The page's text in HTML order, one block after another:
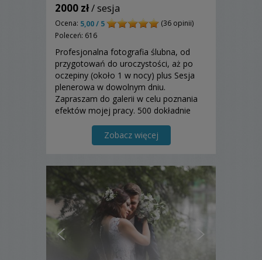
2000 zł/ sesja
Ocena: 5,00 / 5
(36 opinii)
Poleceń: 616
Profesjonalna fotografia ślubna, od
przygotowań do uroczystości, aż po
oczepiny (około 1 w nocy) plus Sesja
plenerowa w dowolnym dniu.
Zapraszam do galerii w celu poznania
efektów mojej pracy. 500 dokładnie
Zobacz więcej